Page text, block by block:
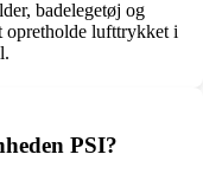
badelegetøj og
opretholde lufttrykket i
PSI?